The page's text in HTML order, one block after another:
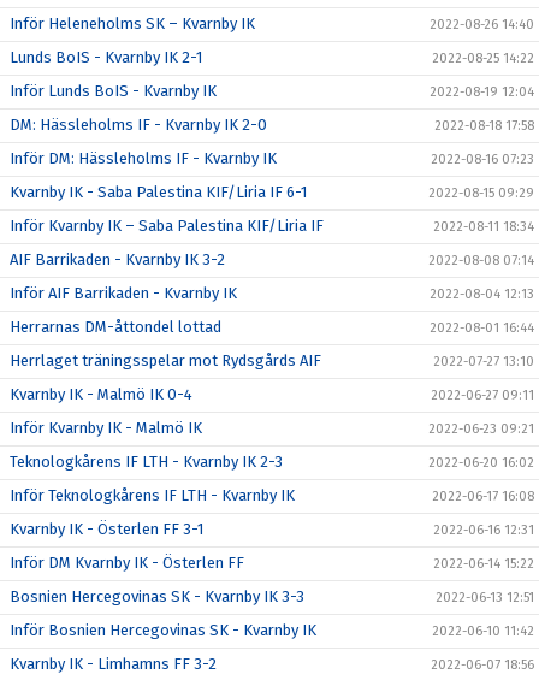
Inför Heleneholms SK – Kvarnby IK 2022-08-26 14:40
Lunds BoIS - Kvarnby IK 2-1 2022-08-25 14:22
Inför Lunds BoIS - Kvarnby IK 2022-08-19 12:04
DM: Hässleholms IF - Kvarnby IK 2-0 2022-08-18 17:58
Inför DM: Hässleholms IF - Kvarnby IK 2022-08-16 07:23
Kvarnby IK - Saba Palestina KIF/Liria IF 6-1 2022-08-15 09:29
Inför Kvarnby IK – Saba Palestina KIF/Liria IF 2022-08-11 18:34
AIF Barrikaden - Kvarnby IK 3-2 2022-08-08 07:14
Inför AIF Barrikaden - Kvarnby IK 2022-08-04 12:13
Herrarnas DM-åttondel lottad 2022-08-01 16:44
Herrlaget träningsspelar mot Rydsgårds AIF 2022-07-27 13:10
Kvarnby IK - Malmö IK 0-4 2022-06-27 09:11
Inför Kvarnby IK - Malmö IK 2022-06-23 09:21
Teknologkårens IF LTH - Kvarnby IK 2-3 2022-06-20 16:02
Inför Teknologkårens IF LTH - Kvarnby IK 2022-06-17 16:08
Kvarnby IK - Österlen FF 3-1 2022-06-16 12:31
Inför DM Kvarnby IK - Österlen FF 2022-06-14 15:22
Bosnien Hercegovinas SK - Kvarnby IK 3-3 2022-06-13 12:51
Inför Bosnien Hercegovinas SK - Kvarnby IK 2022-06-10 11:42
Kvarnby IK - Limhamns FF 3-2 2022-06-07 18:56